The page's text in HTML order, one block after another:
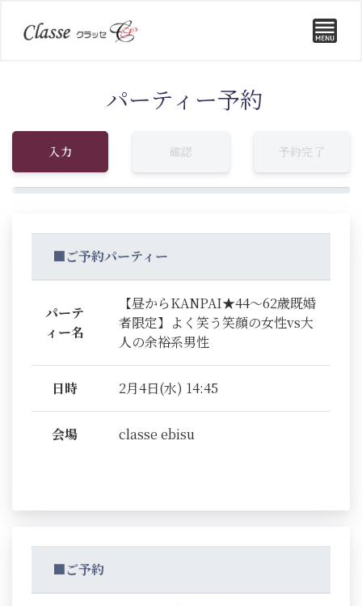
パーティー予約
入力 確認 予約完了
■ご予約パーティー
パーテ
ィー名
【昼からKANPAI★44～62歳既婚
者限定】よく笑う笑顔の女性vs大
人の余裕系男性
日時 2月4日(水) 14:45
会場 classe ebisu
■ご予約